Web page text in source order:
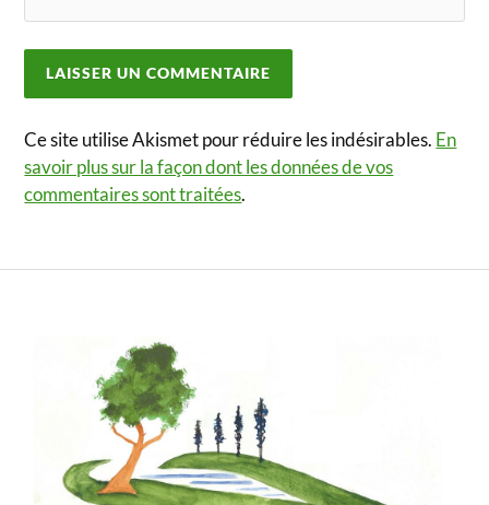
Ce site utilise Akismet pour réduire les indésirables. En
savoir plus sur la façon dont les données de vos
commentaires sont traitées.